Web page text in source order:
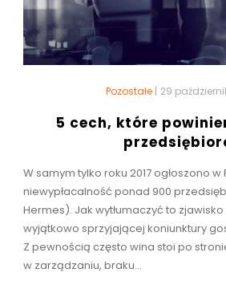
Pozostałe | 29
5 cech, które
W samym tylko roku 2017 ogłoszono w
niewypłacalność ponad 900
Hermes). Jak wytłumaczyć to
wyjątkowo sprzyjającej koniunktury
Z pewnością często wina stoi po
w zarządzaniu, braku...